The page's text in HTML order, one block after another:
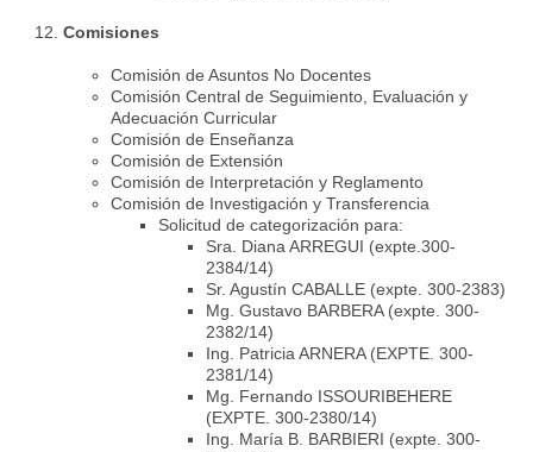
Comisiones
Comisión de Asuntos No Docentes
Comisión Central de Seguimiento, Evaluación y
Adecuación Curricular
Comisión de Enseñanza
Comisión de Extensión
Comisión de Interpretación y Reglamento
Comisión de Investigación y Transferencia
Solicitud de categorización para:
Sra. Diana ARREGUI (expte.300-
2384/14)
Sr. Agustín CABALLE (expte. 300-2383)
Mg. Gustavo BARBERA (expte. 300-
2382/14)
Ing. Patricia ARNERA (EXPTE. 300-
2381/14)
Mg. Fernando ISSOURIBEHERE
(EXPTE. 300-2380/14)
Ing. María B. BARBIERI (expte. 300-